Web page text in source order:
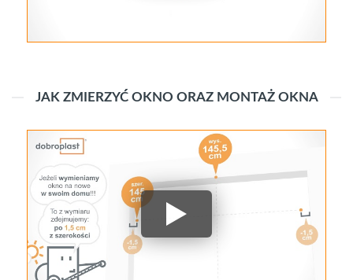
JAK ZMIERZYĆ OKNO ORAZ MONTAŻ OKNA